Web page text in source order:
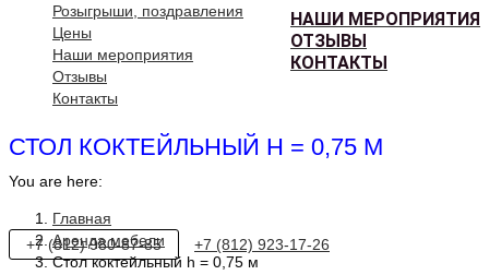
НАШИ МЕРОПРИЯТИЯ
ОТЗЫВЫ
КОНТАКТЫ
Розыгрыши, поздравления
Цены
Наши мероприятия
Отзывы
Контакты
СТОЛ КОКТЕЙЛЬНЫЙ H = 0,75 М
You are here:
Главная
Аренда мебели
Стол коктейльный h = 0,75 м
+7 (812) 980-87-85 +7 (812) 923-17-26